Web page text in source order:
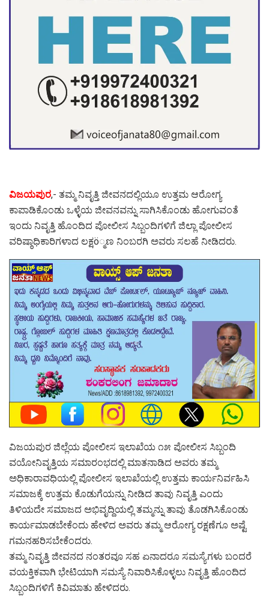
ವಿಜಯಪುರ,- ತಮ್ಮ ನಿವೃತ್ತಿ ಜೀವನದಲ್ಲಿಯೂ ಉತ್ತಮ ಆರೋಗ್ಯ
ಕಾಪಾಡಿಕೊಂಡು ಒಳ್ಳೆಯ ಜೀವನವನ್ನು ಸಾಗಿಸಿಕೊಂಡು ಹೋಗುವಂತೆ
ಇಂದು ನಿವೃತ್ತಿ ಹೊಂದಿದ ಪೋಲೀಸ ಸಿಬ್ಬಂದಿಗಳಿಗೆ ಜಿಲ್ಲಾ ಪೋಲೀಸ
ವರಿಷ್ಠಾಧಿಕಾರಿಗಳಾದ ಲಕ್ಷö್ಮಣ ನಿಂಬರಗಿ ಅವರು ಸಲಹೆ ನೀಡಿದರು.
ವಿಜಯಪುರ ಜಿಲ್ಲೆಯ ಪೋಲೀಸ ಇಲಾಖೆಯ ೧೫ ಪೋಲೀಸ ಸಿಬ್ಬಂದಿ
ವಯೋನಿವೃತ್ತಿಯ ಸಮಾರಂಭದಲ್ಲಿ ಮಾತನಾಡಿದ ಅವರು ತಮ್ಮ
ಅಧಿಕಾರಾವಧಿಯಲ್ಲಿ ಪೋಲೀಸ ಇಲಾಖೆಯಲ್ಲಿ ಉತ್ತಮ ಕಾರ್ಯನಿರ್ವಹಿಸಿ
ಸಮಾಜಕ್ಕೆ ಉತ್ತಮ ಕೊಡುಗೆಯನ್ನು ನೀಡಿದ ತಾವು ನಿವೃತ್ತಿ ಎಂದು
ತಿಳಿಯದೇ ಸಮಾಜದ ಅಭಿವೃದ್ದಿಯಲ್ಲಿ ತಮ್ಮನ್ನು ತಾವು ತೊಡಗಿಸಿಕೊಂಡು
ಕಾರ್ಯಮಾಡಬೇಕೆಂದು ಹೇಳಿದ ಅವರು ತಮ್ಮ ಆರೋಗ್ಯ ರಕ್ಷಣೆಗೂ ಅಷ್ಟೆ
ಗಮನಹರಿಸಬೇಕೆಂದರು.
ತಮ್ಮ ನಿವೃತ್ತಿ ಜೀವನದ ನಂತರವೂ ಸಹ ಏನಾದರೂ ಸಮಸ್ಯೆಗಳು ಬಂದರೆ
ವಯಕ್ತಿಕವಾಗಿ ಭೇಟಿಯಾಗಿ ಸಮಸ್ಯೆ ನಿವಾರಿಸಿಕೊಳ್ಳಲು ನಿವೃತ್ತಿ ಹೊಂದಿದ
ಸಿಬ್ಬಂದಿಗಳಿಗೆ ಕಿವಿಮಾತು ಹೇಳಿದರು.